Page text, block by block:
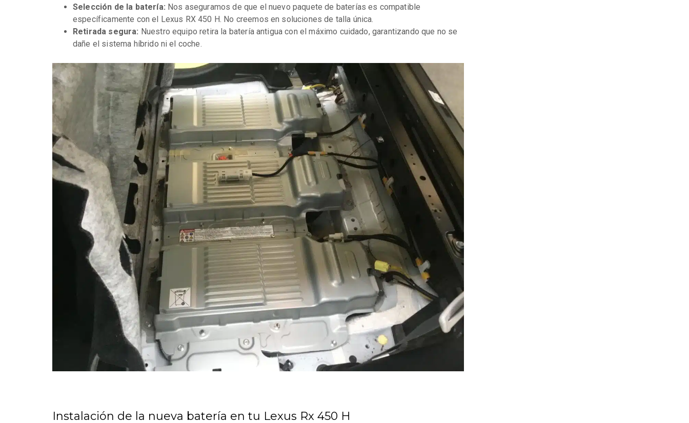
Selección de la batería: Nos aseguramos de que el nuevo paquete de baterías es compatible
específicamente con el Lexus RX 450 H. No creemos en soluciones de talla única.
Retirada segura: Nuestro equipo retira la batería antigua con el máximo cuidado, garantizando que no se
dañe el sistema híbrido ni el coche.
Instalación de la nueva batería en tu Lexus Rx 450 H